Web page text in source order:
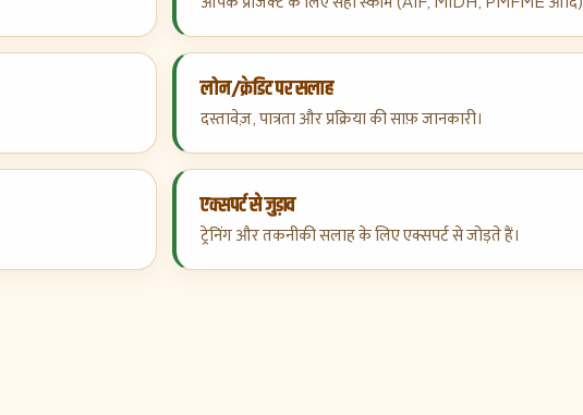
लोन/क्रेडिट पर सलाह
दस्तावेज़, पात्रता और प्रक्रिया की साफ़ जानकारी।
एक्सपर्ट से जुड़ाव
ट्रेनिंग और तकनीकी सलाह के लिए एक्सपर्ट से जोड़ते हैं।